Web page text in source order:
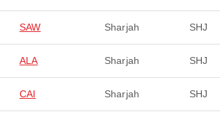
SAW Sharjah SHJ
ALA Sharjah SHJ
CAI Sharjah SHJ